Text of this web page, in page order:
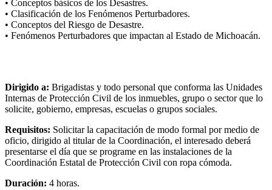
• Conceptos básicos de los Desastres.
• Clasificación de los Fenómenos Perturbadores.
• Conceptos del Riesgo de Desastre.
• Fenómenos Perturbadores que impactan al Estado de Michoacán.
Dirigido a: Brigadistas y todo personal que conforma las Unidades
Internas de Protección Civil de los inmuebles, grupo o sector que lo
solicite, gobierno, empresas, escuelas o grupos sociales.
Requisitos: Solicitar la capacitación de modo formal por medio de
oficio, dirigido al titular de la Coordinación, el interesado deberá
presentarse el día que se programe en las instalaciones de la
Coordinación Estatal de Protección Civil con ropa cómoda.
Duración: 4 horas.